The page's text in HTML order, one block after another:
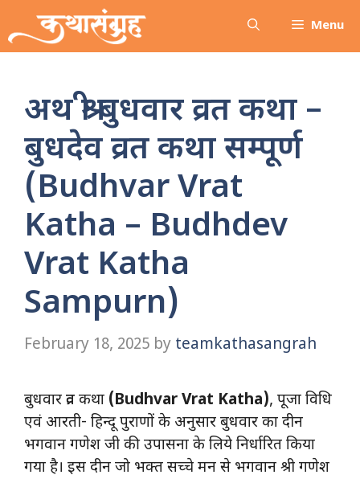
to
content
Menu
अथ श्री बुधवार व्रत कथा –
बुधदेव व्रत कथा सम्पूर्ण
(Budhvar Vrat
Katha – Budhdev
Vrat Katha
Sampurn)
February 18, 2025 by teamkathasangrah
बुधवार व्रत कथा (Budhvar Vrat Katha), पूजा विधि
एवं आरती- हिन्दू पुराणों के अनुसार बुधवार का दीन
भगवान गणेश जी की उपासना के लिये निर्धारित किया
गया है। इस दीन जो भक्त सच्चे मन से भगवान श्री गणेश